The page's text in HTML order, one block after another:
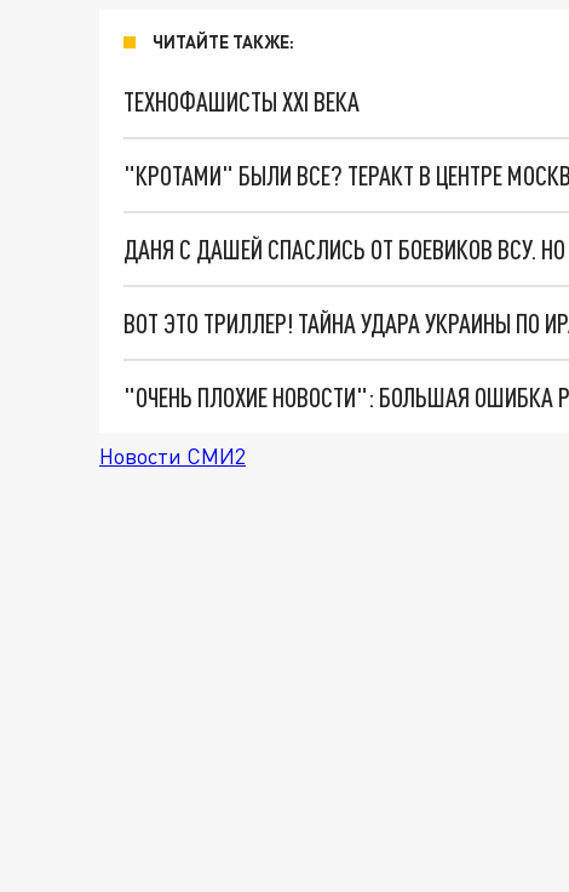
ЧИТАЙТЕ ТАКЖЕ:
ТЕХНОФАШИСТЫ XXI ВЕКА
"КРОТАМИ" БЫЛИ ВСЕ? ТЕРАКТ В ЦЕНТРЕ
ДАНЯ С ДАШЕЙ СПАСЛИСЬ ОТ БОЕВИКОВ ВСУ.
ВОТ ЭТО ТРИЛЛЕР! ТАЙНА УДАРА УКРАИНЫ ПО
Новости СМИ2